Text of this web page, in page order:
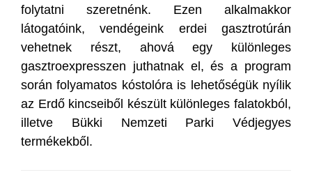
folytatni szeretnénk. Ezen alkalmakkor
látogatóink, vendégeink erdei gasztrotúrán
vehetnek részt, ahová egy különleges
gasztroexpresszen juthatnak el, és a program
során folyamatos kóstolóra is lehetőségük nyílik
az Erdő kincseiből készült különleges falatokból,
illetve Bükki Nemzeti Parki Védjegyes
termékekből.